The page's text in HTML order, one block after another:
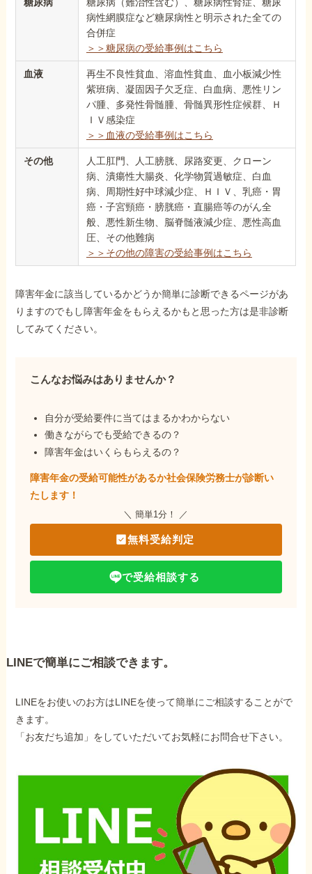
糖尿病
糖尿病（難治性含む）、糖尿病性腎症、糖尿
病性網膜症など糖尿病性と明示された全ての
合併症
＞＞糖尿病の受給事例はこちら
血液
再生不良性貧血、溶血性貧血、血小板減少性
紫班病、凝固因子欠乏症、白血病、悪性リン
パ腫、多発性骨髄腫、骨髄異形性症候群、Ｈ
ＩＶ感染症
＞＞血液の受給事例はこちら
その他
人工肛門、人工膀胱、尿路変更、クローン
病、潰瘍性大腸炎、化学物質過敏症、白血
病、周期性好中球減少症、ＨＩＶ、乳癌・胃
癌・子宮頸癌・膀胱癌・直腸癌等のがん全
般、悪性新生物、脳脊髄液減少症、悪性高血
圧、その他難病
＞＞その他の障害の受給事例はこちら
障害年金に該当しているかどうか簡単に診断できるページがあ
りますのでもし障害年金をもらえるかもと思った方は是非診断
してみてください。
こんなお悩みはありませんか？
自分が受給要件に当てはまるかわからない
働きながらでも受給できるの？
障害年金はいくらもらえるの？
障害年金の受給可能性があるか社会保険労務士が診断い
たします！
＼ 簡単1分！ ／
無料受給判定
で受給相談する
LINEで簡単にご相談できます。
LINEをお使いのお方はLINEを使って簡単にご相談することがで
きます。
「お友だち追加」をしていただいてお気軽にお問合せ下さい。